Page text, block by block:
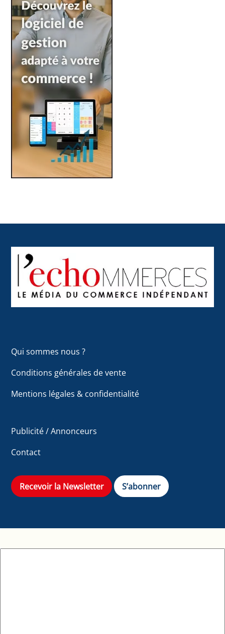
To
Top
Qui sommes nous ?
Conditions générales de vente
Mentions légales & confidentialité
Publicité / Annonceurs
Contact
Recevoir la Newsletter S’abonner